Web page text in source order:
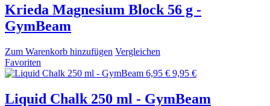
Krieda Magnesium Block 56 g -
GymBeam
Zum Warenkorb hinzufügen Vergleichen
Favoriten
6,95 € 9,95 €
Liquid Chalk 250 ml - GymBeam